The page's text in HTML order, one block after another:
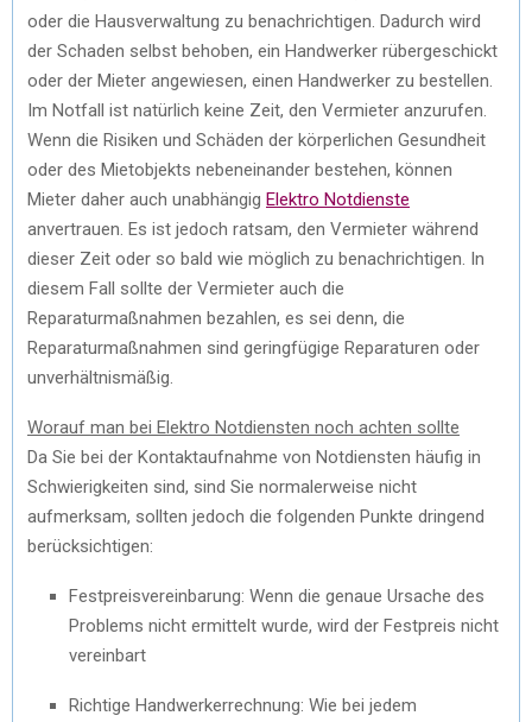
oder die Hausverwaltung zu benachrichtigen. Dadurch wird
der Schaden selbst behoben, ein Handwerker rübergeschickt
oder der Mieter angewiesen, einen Handwerker zu bestellen.
Im Notfall ist natürlich keine Zeit, den Vermieter anzurufen.
Wenn die Risiken und Schäden der körperlichen Gesundheit
oder des Mietobjekts nebeneinander bestehen, können
Mieter daher auch unabhängig Elektro Notdienste
anvertrauen. Es ist jedoch ratsam, den Vermieter während
dieser Zeit oder so bald wie möglich zu benachrichtigen. In
diesem Fall sollte der Vermieter auch die
Reparaturmaßnahmen bezahlen, es sei denn, die
Reparaturmaßnahmen sind geringfügige Reparaturen oder
unverhältnismäßig.
Worauf man bei Elektro Notdiensten noch achten sollte
Da Sie bei der Kontaktaufnahme von Notdiensten häufig in
Schwierigkeiten sind, sind Sie normalerweise nicht
aufmerksam, sollten jedoch die folgenden Punkte dringend
berücksichtigen:
Festpreisvereinbarung: Wenn die genaue Ursache des
Problems nicht ermittelt wurde, wird der Festpreis nicht
vereinbart
Richtige Handwerkerrechnung: Wie bei jedem